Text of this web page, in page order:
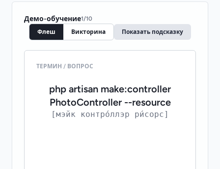
Демо-обучение1/10
Флеш Викторина Показать подсказку
ТЕРМИН / ВОПРОС
php artisan make:controller
PhotoController --resource
[мэйк контро́ллэр ри́сорс]
создать resource-контроллер
КОНТЕКСТ